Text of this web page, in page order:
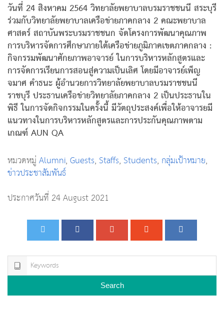
วันที่ 24 สิงหาคม 2564 วิทยาลัยพยาบาลบรมราชชนนี สระบุรี
ร่วมกับวิทยาลัยพยาบาลเครือข่ายภาคกลาง 2 คณะพยาบาล
ศาสตร์ สถาบันพระบรมราชชนก จัดโครงการพัฒนาคุณภาพ
การบริหารจัดการศึกษาภายใต้เครือข่ายภูมิภาคเขตภาคกลาง :
กิจกรรมพัฒนาศักยภาพอาจารย์ ในการบริหารหลักสูตรและ
การจัดการเรียนการสอนสู่ความเป็นเลิศ โดยมีอาจารย์เพ็ญ
จมาศ คําธนะ ผู้อํานวยการวิทยาลัยพยาบาลบรมราชชนนี
ราชบุรี ประธานเครือข่ายวิทยาลัยภาคกลาง 2 เป็นประธานใน
พิธี ในการจัดกิจกรรมในครั้งนี้ มีวัตถุประสงค์เพื่อให้อาจารยมี
แนวทางในการบริหารหลักสูตรและการประกันคุณภาพตาม
เกณฑ์ AUN QA
หมวดหมู่Alumni,Guests,Staffs,Students, กลุ่มเป้าหมาย,
ข่าวประชาสัมพันธ์
ประกาศวันที่ 24 August 2021
Search